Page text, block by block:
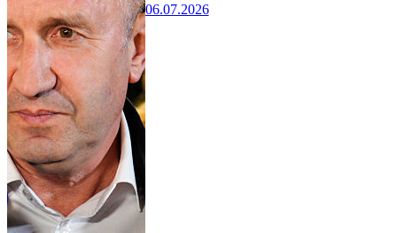
06.07.2026